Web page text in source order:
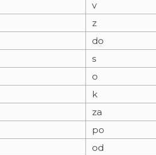
v
z
do
s
o
k
za
po
od